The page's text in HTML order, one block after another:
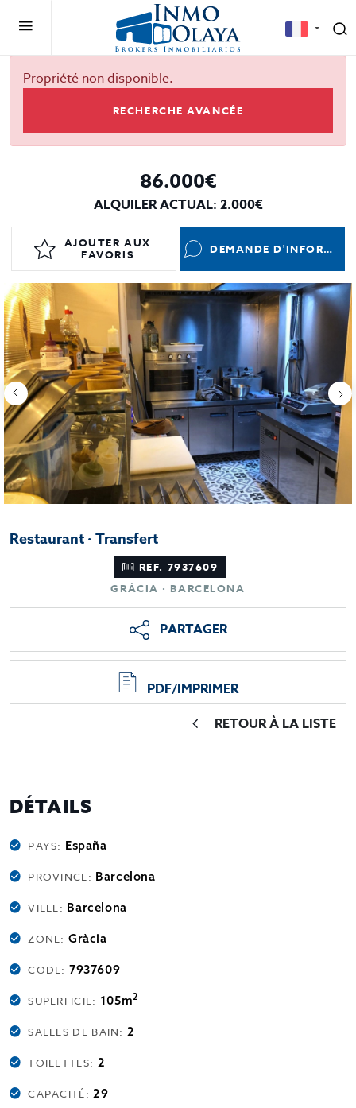
Propriété non disponible.
RECHERCHE AVANCÉE
86.000€
ALQUILER ACTUAL: 2.000€
AJOUTER AUX
FAVORIS
DEMANDE D'INFORMATIONS
Restaurant · Transfert
REF. 7937609
GRÀCIA · BARCELONA
PARTAGER
PDF/IMPRIMER
RETOUR À LA LISTE
DÉTAILS
PAYS: España
PROVINCE: Barcelona
VILLE: Barcelona
ZONE:Gràcia
CODE:7937609
SUPERFICIE: 105m2
SALLES DE BAIN:2
TOILETTES: 2
CAPACITÉ:29